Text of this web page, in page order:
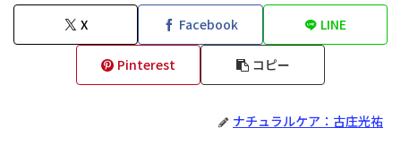
X
Facebook LINE
Pinterest コピー
ナチュラルケア：古庄光祐